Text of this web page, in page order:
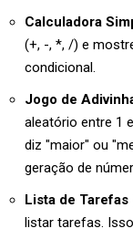
Calculadora
(+, -, *, /) e
condicional.
Jogo de
aleatório entre 1
diz "maior" ou
geração de
Lista de Tarefas
listar tarefas.